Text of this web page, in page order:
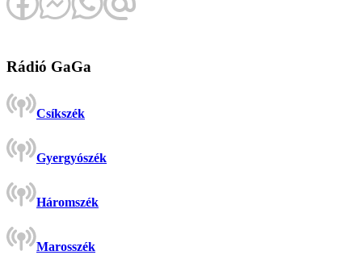
Rádió GaGa
Csíkszék
Gyergyószék
Háromszék
Marosszék